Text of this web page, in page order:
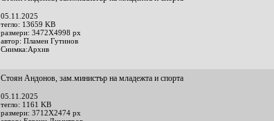
05.11.2025
тегло: 13659 KB
размери: 3472X4998 px
автор: Пламен Гутинов
Снимка:Архив
Стоян Андонов, зам.министър на младежта и спорта
05.11.2025
тегло: 1161 KB
размери: 3712X2474 px